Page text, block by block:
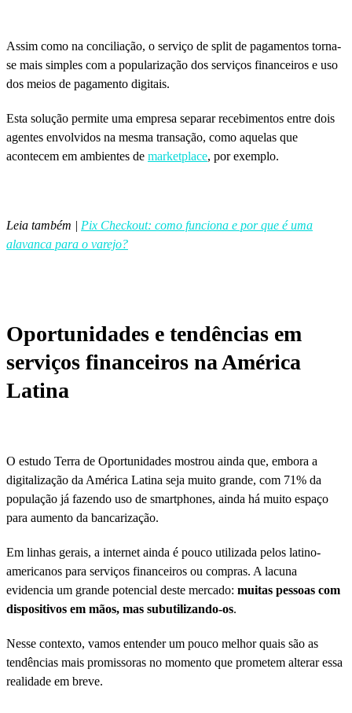
Assim como na conciliação, o serviço de split de pagamentos torna-
se mais simples com a popularização dos serviços financeiros e uso
dos meios de pagamento digitais.
Esta solução permite uma empresa separar recebimentos entre dois
agentes envolvidos na mesma transação, como aquelas que
acontecem em ambientes de marketplace, por exemplo.
Leia também | Pix Checkout: como funciona e por que é uma
alavanca para o varejo?
Oportunidades e tendências em
serviços financeiros na América
Latina
O estudo Terra de Oportunidades mostrou ainda que, embora a
digitalização da América Latina seja muito grande, com 71% da
população já fazendo uso de smartphones, ainda há muito espaço
para aumento da bancarização.
Em linhas gerais, a internet ainda é pouco utilizada pelos latino-
americanos para serviços financeiros ou compras. A lacuna
evidencia um grande potencial deste mercado: muitas pessoas com
dispositivos em mãos, mas subutilizando-os.
Nesse contexto, vamos entender um pouco melhor quais são as
tendências mais promissoras no momento que prometem alterar essa
realidade em breve.